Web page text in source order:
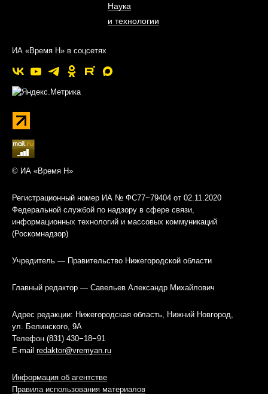
Наука
и технологии
ИА «Время Н» в соцсетях
© ИА «Время Н»
Регистрационный номер ИА № ФС77−79404 от 02.11.2020
Федеральной службой по надзору в сфере связи,
информационных технологий и массовых коммуникаций
(Роскомнадзор)
Учредитель — Правительство Нижегородской области
Главный редактор — Савельев Александр Михайлович
Адрес редакции: Нижегородская область, Нижний Новгород,
ул. Белинского, 9А
Телефон (831) 430−18−91
E-mail redaktor@vremyan.ru
Информация об агентстве
Правила использования материалов